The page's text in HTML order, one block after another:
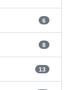
6
8
13